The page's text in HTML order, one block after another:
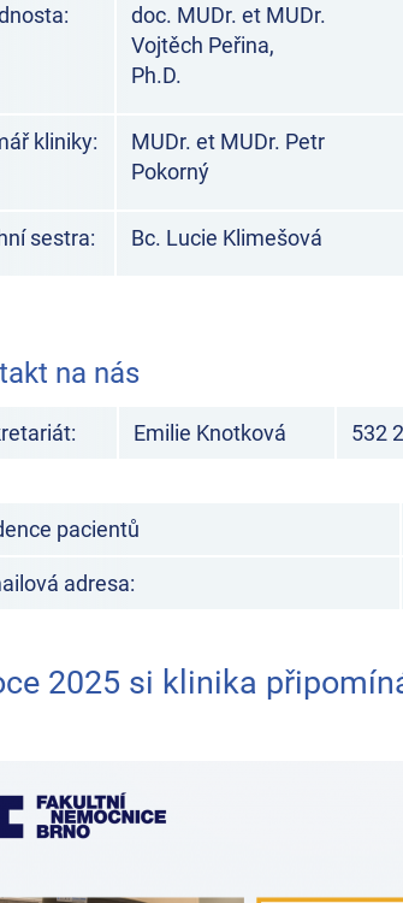
doc. MUDr. et MUDr.
Vojtěch Peřina,
Ph.D.
kliniky:
MUDr. et MUDr. Petr
Pokorný
sestra: Bc. Lucie Klimešová
na nás
Emilie Knotková 532
pacientů
adresa:
2025 si klinika